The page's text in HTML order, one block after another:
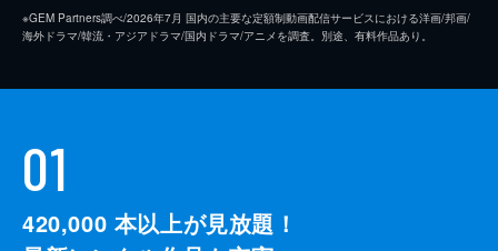
※GEM Partners調べ/2026年7⽉ 国内の主要な定額制動画配信サービスにおける洋画/邦画/
海外ドラマ/韓流・アジアドラマ/国内ドラマ/アニメを調査。別途、有料作品あり。
01
420,000 本以上が見放題！